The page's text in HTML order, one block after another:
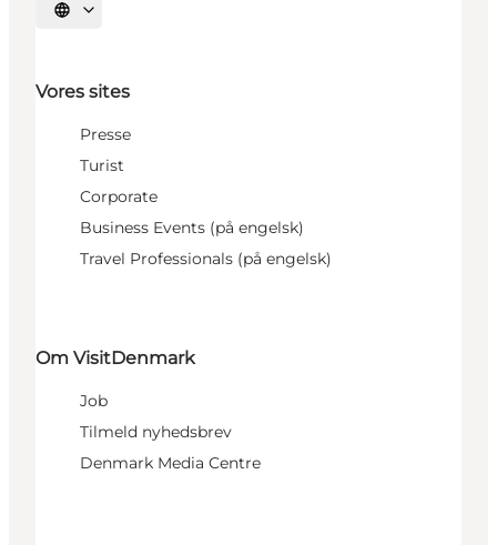
Vælg sprog
Vores sites
Presse
Turist
Corporate
Business Events (på engelsk)
Travel Professionals (på engelsk)
Om VisitDenmark
Job
Tilmeld nyhedsbrev
Denmark Media Centre